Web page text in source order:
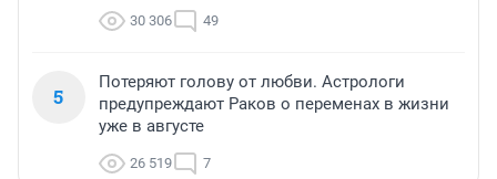
30 306 49
5
Потеряют голову от любви. Астрологи
предупреждают Раков о переменах в жизни
уже в августе
26 519 7